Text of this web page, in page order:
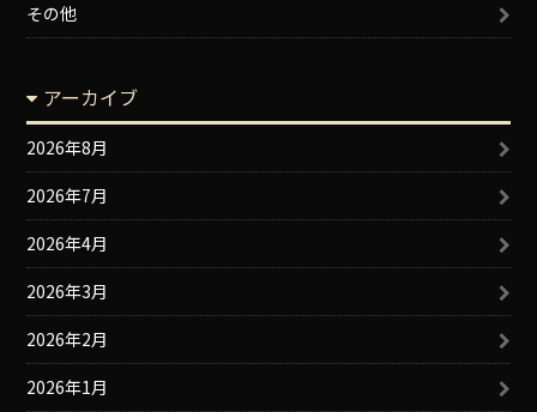
その他
アーカイブ
2026年8月
2026年7月
2026年4月
2026年3月
2026年2月
2026年1月